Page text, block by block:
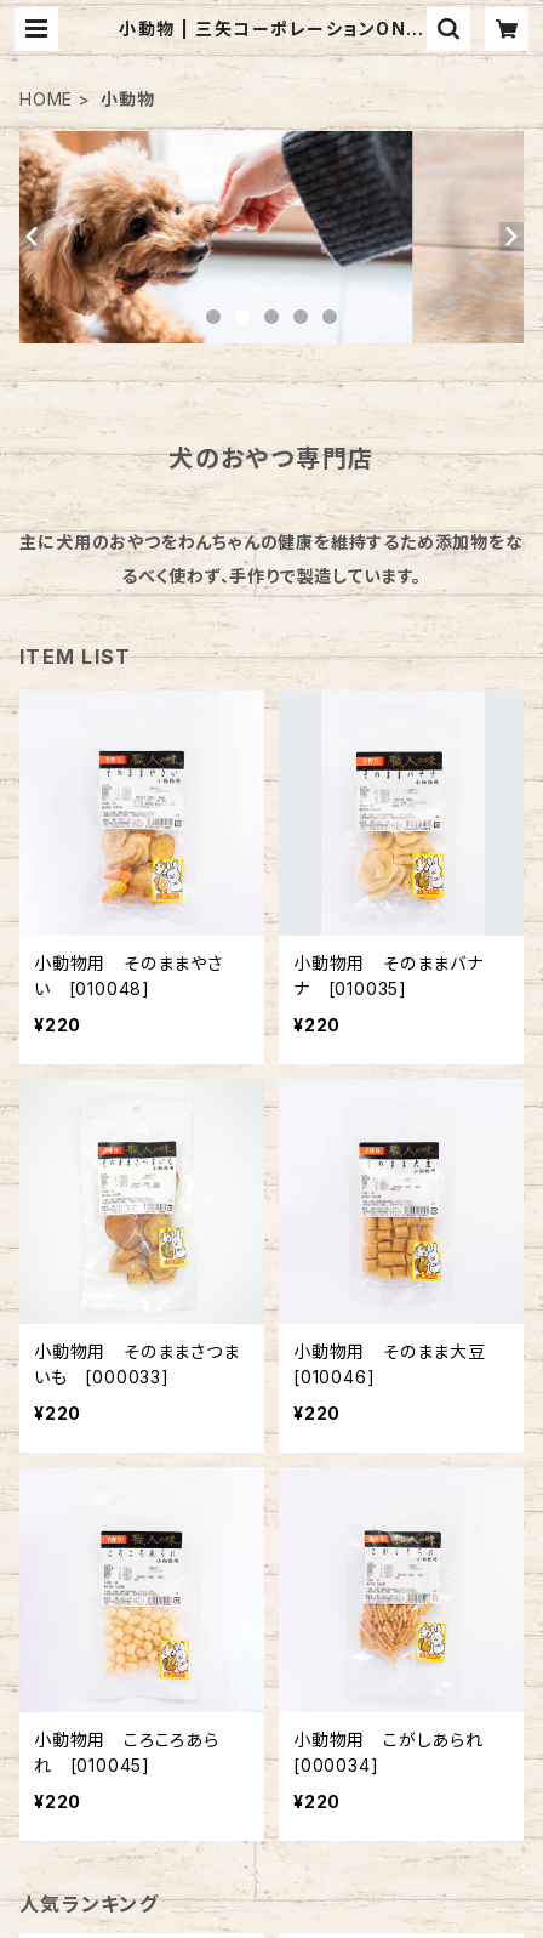
小動物 | 三矢コーポレーションONLI
NESHOP
HOME 小動物
犬のおやつ専門店
主に犬用のおやつをわんちゃんの健康を維持するため添加物をな
るべく使わず、手作りで製造しています。
ITEM LIST
小動物用 そのままやさ
い [010048]
¥220
小動物用 そのままバナ
ナ [010035]
¥220
小動物用 そのままさつま
いも [000033]
¥220
小動物用 そのまま大豆
[010046]
¥220
小動物用 ころころあら
れ [010045]
¥220
小動物用 こがしあられ
[000034]
¥220
人気ランキング